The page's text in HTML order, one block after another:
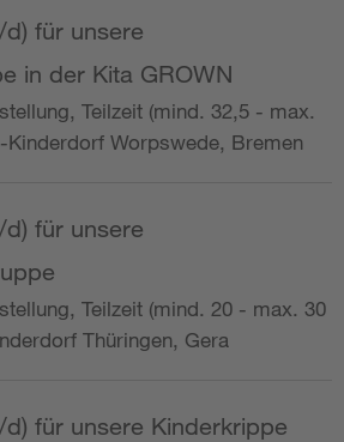
für unsere
in der Kita GROWN
Teilzeit (mind. 32,5 - max.
Kinderdorf Worpswede, Bremen
für unsere
Teilzeit (mind. 20 - max. 30
Thüringen, Gera
für unsere Kinderkrippe